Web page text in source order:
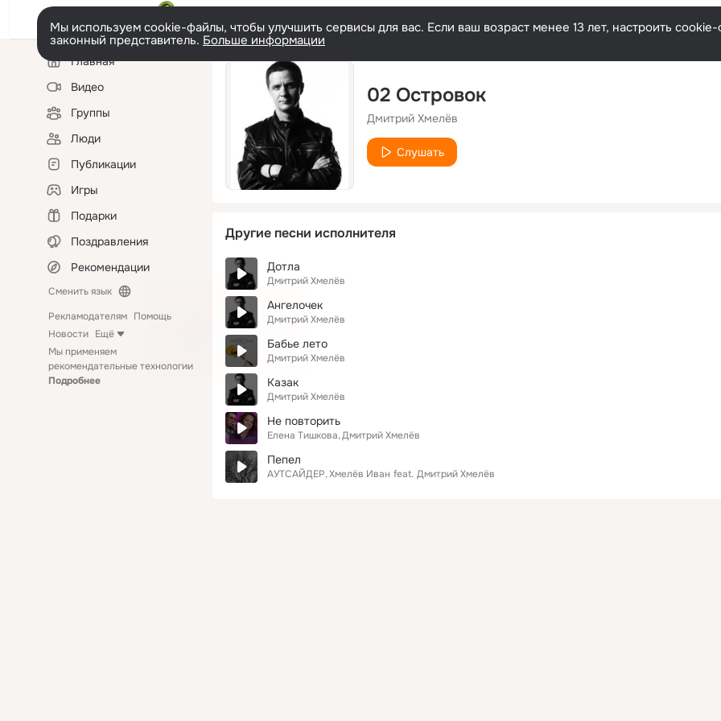
Мы используем cookie-файлы, чтобы улучшить сервисы для вас. Если ваш возраст менее 13 лет, настроить
законный представитель. Больше информации
Левая
колонкаГлавная
Видео
Группы
Люди
Публикации
Игры
Подарки
Поздравления
Рекомендации
Сменить язык
Рекламодателям Помощь
Новости Ещё
Мы применяем
рекомендательные технологии
Подробнее
02 Островок
Дмитрий Хмелёв
Слушать
Другие песни исполнителя
Дотла
Дмитрий Хмелёв
Ангелочек
Дмитрий Хмелёв
Бабье лето
Дмитрий Хмелёв
Казак
Дмитрий Хмелёв
Не повторить
Елена Тишкова Дмитрий Хмелёв
Пепел
АУТСАЙДЕР Хмелёв Иван feat. Дмитрий Хмелёв